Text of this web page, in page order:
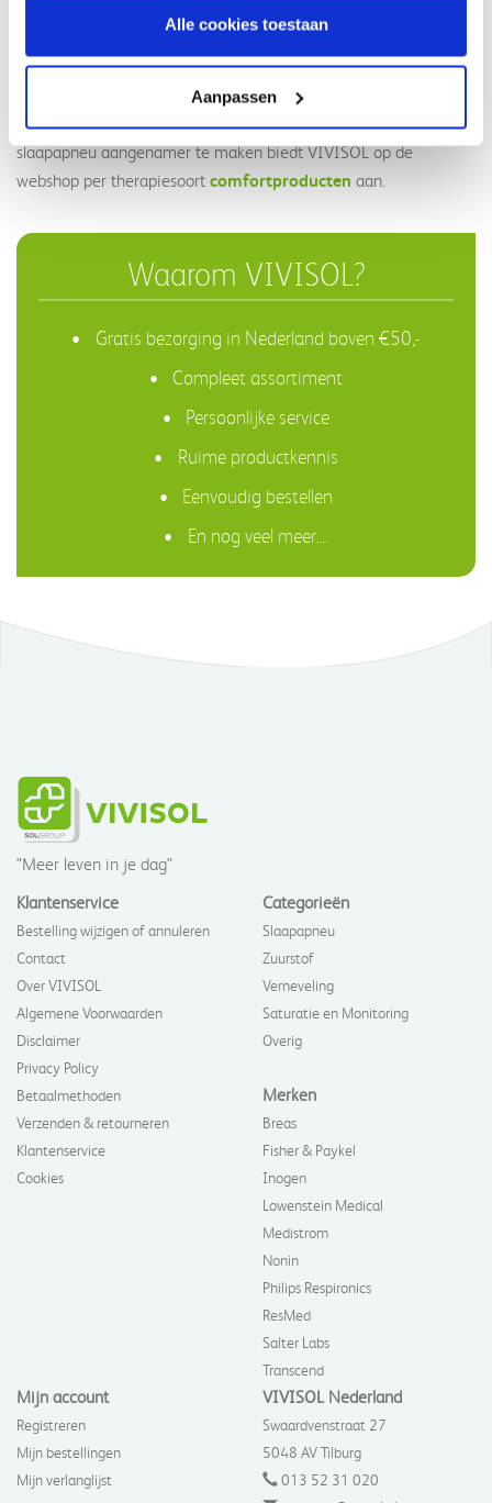
Alle cookies toestaan
Aanpassen
Ongeveer 700.000 mensen lijden aan apneu. Gelukkig is het
(C)PAP-therapie,MRA-therapieofPositietherapiehet aantal
apneus aanzienlijk verminderen. Welke therapie voor u geschikt
is, hangt af van de vorm slaapapneu. Om de behandeling van
slaapapneu aangenamer te maken biedt VIVISOL op de
webshop per therapiesoort comfortproducten aan.
Waarom VIVISOL?
Gratis bezorging in Nederland boven €50,-
Compleet assortiment
Persoonlijke service
Ruime productkennis
Eenvoudig bestellen
En nog veel meer....
"Meer leven in je dag"
Klantenservice
Bestelling wijzigen of annuleren
Contact
Over VIVISOL
Algemene Voorwaarden
Disclaimer
Privacy Policy
Betaalmethoden
Verzenden & retourneren
Klantenservice
Cookies
Categorieën
Slaapapneu
Zuurstof
Verneveling
Saturatie en Monitoring
Overig
Merken
Breas
Fisher & Paykel
Inogen
Lowenstein Medical
Medistrom
Nonin
Philips Respironics
ResMed
Salter Labs
Transcend
Mijn account
Registreren
Mijn bestellingen
Mijn verlanglijst
VIVISOL Nederland
Swaardvenstraat 27
5048 AV Tilburg
013 52 31 020